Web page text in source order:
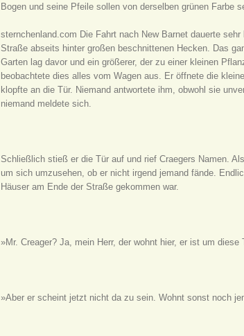
Bogen und seine Pfeile sollen von derselben grünen Farbe
sternchenland.com Die Fahrt nach New Barnet dauerte
Straße abseits hinter großen beschnittenen Hecken. Das
Garten lag davor und ein größerer, der zu einer kleinen
beobachtete dies alles vom Wagen aus. Er öffnete die
klopfte an die Tür. Niemand antwortete ihm, obwohl sie
niemand meldete sich.
Schließlich stieß er die Tür auf und rief Craegers Namen.
um sich umzusehen, ob er nicht irgend jemand fände.
Häuser am Ende der Straße gekommen war.
»Mr. Creager? Ja, mein Herr, der wohnt hier, er ist um
»Aber er scheint jetzt nicht da zu sein. Wohnt sonst noch